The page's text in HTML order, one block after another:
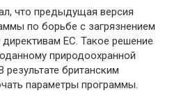
что предыдущая версия
по борьбе с загрязнением
директивам ЕС. Такое решение
природоохранной
результате британским
параметры программы.